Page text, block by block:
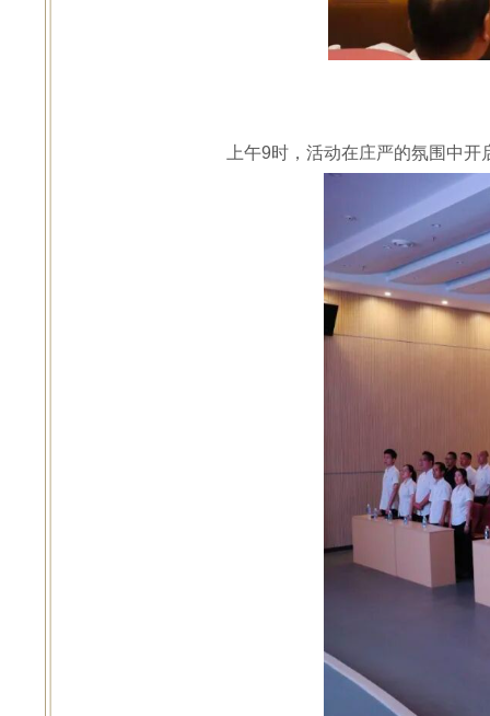
上午9时，活动在庄严的氛围中